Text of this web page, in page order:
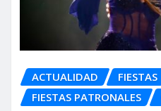
ACTUALIDAD
FIESTAS
FIESTAS PATRONALES